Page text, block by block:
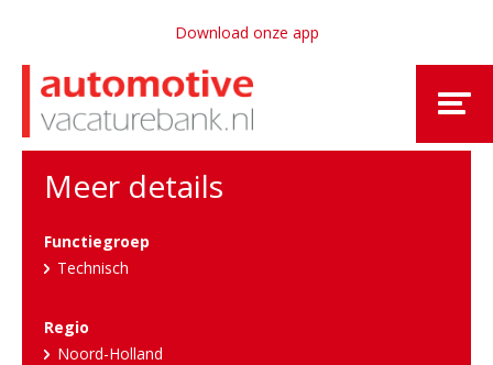
Download onze app
Meer details
Functiegroep
Technisch
Regio
Noord-Holland